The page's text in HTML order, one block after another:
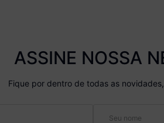
ASSINE NOSSA
Fique por dentro de todas as